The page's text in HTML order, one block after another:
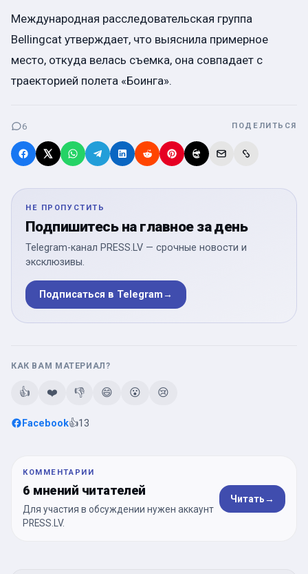
Международная расследовательская группа
Bellingcat утверждает, что выяснила примерное
место, откуда велась съемка, она совпадает с
траекторией полета «Боинга».
6 ПОДЕЛИТЬСЯ
НЕ ПРОПУСТИТЬ
Подпишитесь на главное за день
Telegram-канал PRESS.LV — срочные новости и
эксклюзивы.
Подписаться в Telegram→
КАК ВАМ МАТЕРИАЛ?
👍 ❤️ 👎 😄 😮 😢
Facebook👍13
КОММЕНТАРИИ
6 мнений читателей
Для участия в обсуждении нужен аккаунт
PRESS.LV.
Читать→